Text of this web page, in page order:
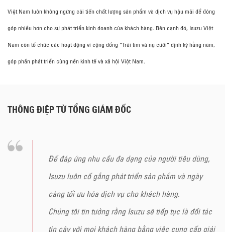
Việt Nam luôn không ngừng cải tiến chất lượng sản phẩm và dịch vụ hậu mãi để đóng
góp nhiều hơn cho sự phát triển kinh doanh của khách hàng. Bên cạnh đó, Isuzu Việt
Nam còn tổ chức các hoạt động vì cộng đồng “Trái tim và nụ cười” định kỳ hằng năm,
góp phần phát triển cùng nền kinh tế và xã hội Việt Nam.
THÔNG ĐIỆP TỪ TỔNG GIÁM ĐỐC
Để đáp ứng nhu cầu đa dạng của người tiêu dùng,
Isuzu luôn cố gắng phát triển sản phẩm và ngày
càng tối ưu hóa dịch vụ cho khách hàng.
Chúng tôi tin tưởng rằng Isuzu sẽ tiếp tục là đối tác
tin cậy với mọi khách hàng bằng việc cung cấp giải